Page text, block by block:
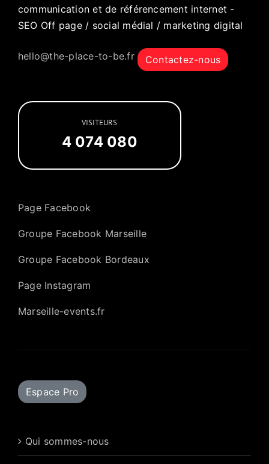
communication et de référencement internet -
SEO Off page / social médial / marketing digital
hello@the-place-to-be.fr Contactez-nous
VISITEURS
4 074 080
Page Facebook
Groupe Facebook Marseille
Groupe Facebook Bordeaux
Page Instagram
Marseille-events.fr
Espace Pro
Qui sommes-nous